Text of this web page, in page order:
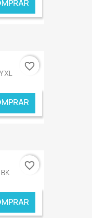
€ ONLINE
XL
€ ONLINE
favorite_border
favorite_border